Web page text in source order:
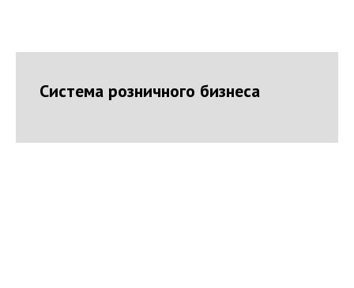
Система розничного бизнеса